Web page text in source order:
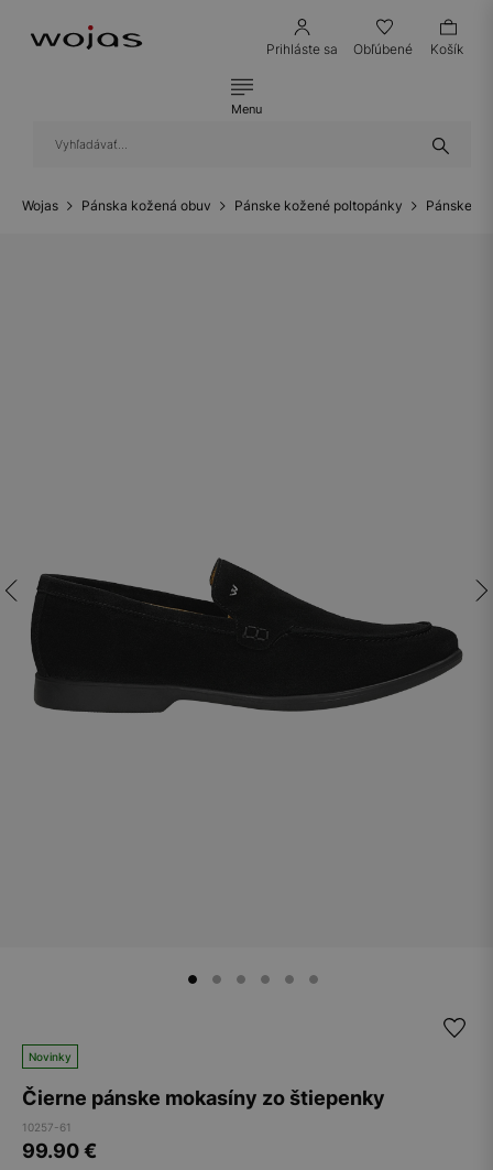
Prihláste sa Obľúbené Košík
Menu
Wojas Pánska kožená obuv Pánske kožené poltopánky Pánske
Novinky
Čierne pánske mokasíny zo štiepenky
10257-61
99.90€